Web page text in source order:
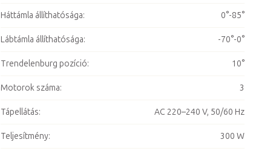
Háttámla állíthatósága: 0°-85°
Lábtámla állíthatósága: -70°-0°
Trendelenburg pozíció: 10°
Motorok száma: 3
Tápellátás: AC 220–240 V, 50/60 Hz
Teljesítmény: 300 W